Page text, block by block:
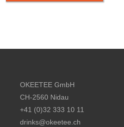
OKEETEE GmbH
CH-2560 Nidau
+41 (0)32 333 10 11
drinks@okeetee.ch